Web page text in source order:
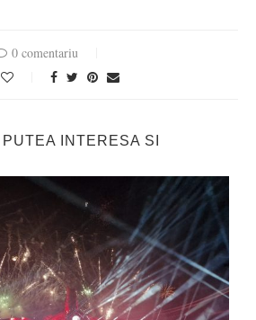
0 comentariu
INTERESA SI